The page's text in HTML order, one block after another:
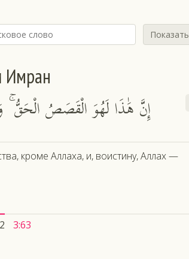
Показать
Имран
إِنَّ هَٰذَا لَهُوَ الْقَصَصُ الْحَقُّ
кроме Аллаха, и, воистину, Аллах —
3:63